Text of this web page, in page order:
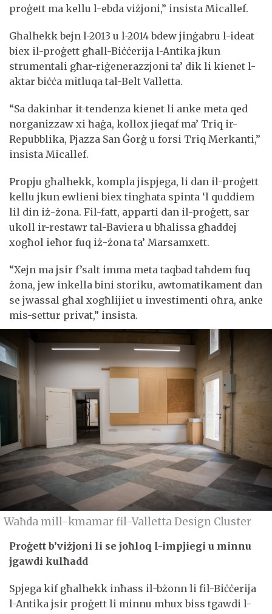
proġett ma kellu l-ebda viżjoni,” insista Micallef.
Għalhekk bejn l-2013 u l-2014 bdew jinġabru l-ideat
biex il-proġett għall-Biċċerija l-Antika jkun
strumentali għar-riġenerazzjoni ta’ dik li kienet l-
aktar biċċa mitluqa tal-Belt Valletta.
“Sa dakinhar it-tendenza kienet li anke meta qed
norganizzaw xi ħaġa, kollox jieqaf ma’ Triq ir-
Repubblika, Pjazza San Ġorġ u forsi Triq Merkanti,”
insista Micallef.
Propju għalhekk, kompla jispjega, li dan il-proġett
kellu jkun ewlieni biex tingħata spinta ‘l quddiem
lil din iż-żona. Fil-fatt, apparti dan il-proġett, sar
ukoll ir-restawr tal-Baviera u bħalissa għaddej
xogħol ieħor fuq iż-żona ta’ Marsamxett.
“Xejn ma jsir f’salt imma meta taqbad taħdem fuq
żona, jew inkella bini storiku, awtomatikament dan
se jwassal għal xogħlijiet u investimenti oħra, anke
mis-settur privat,” insista.
Waħda mill-kmamar fil-Valletta Design Cluster
Proġett b’viżjoni li se joħloq l-impjiegi u minnu
jgawdi kulħadd
Spjega kif għalhekk inħass il-bżonn li fil-Biċċerija
l-Antika jsir proġett li minnu mhux biss tgawdi l-